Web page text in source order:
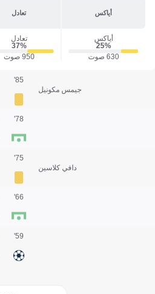
أياكس تعادل
أياكس
25‎%‎
630 صوت
تعادل
37‎%‎
950 صوت
جيمس مكونيل
85'
78'
دافي كلاسين
75'
66'
59'